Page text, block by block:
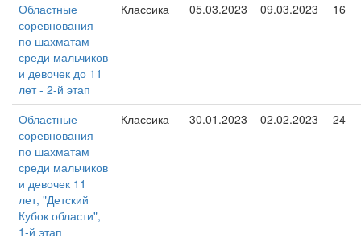
Областные
соревнования
по шахматам
среди мальчиков
и девочек до 11
лет - 2-й этап
Классика 05.03.2023 09.03.2023 16
Областные
соревнования
по шахматам
среди мальчиков
и девочек 11
лет, "Детский
Кубок области",
1-й этап
Классика 30.01.2023 02.02.2023 24